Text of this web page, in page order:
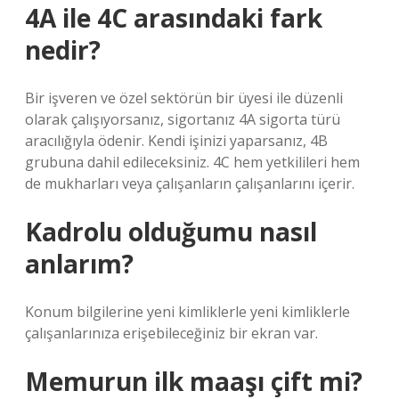
4A ile 4C arasındaki fark
nedir?
Bir işveren ve özel sektörün bir üyesi ile düzenli
olarak çalışıyorsanız, sigortanız 4A sigorta türü
aracılığıyla ödenir. Kendi işinizi yaparsanız, 4B
grubuna dahil edileceksiniz. 4C hem yetkilileri hem
de mukharları veya çalışanların çalışanlarını içerir.
Kadrolu olduğumu nasıl
anlarım?
Konum bilgilerine yeni kimliklerle yeni kimliklerle
çalışanlarınıza erişebileceğiniz bir ekran var.
Memurun ilk maaşı çift mi?